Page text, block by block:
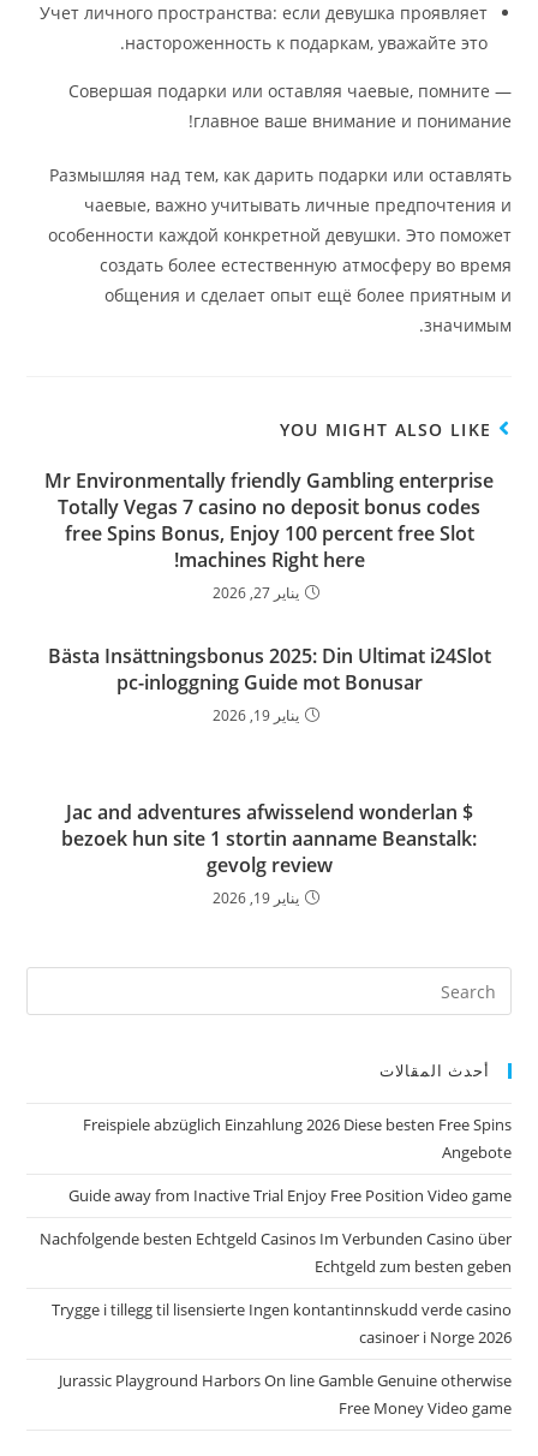
Учет личного пространства: если девушка проявляет
настороженность к подаркам, уважайте это.
Совершая подарки или оставляя чаевые, помните —
главное ваше внимание и понимание!
Размышляя над тем, как дарить подарки или оставлять
чаевые, важно учитывать личные предпочтения и
особенности каждой конкретной девушки. Это поможет
создать более естественную атмосферу во время
общения и сделает опыт ещё более приятным и
значимым.
YOU MIGHT ALSO LIKE
Mr Environmentally friendly Gambling enterprise
Totally Vegas 7 casino no deposit bonus codes
free Spins Bonus, Enjoy 100 percent free Slot
machines Right here!
يناير 27, 2026
Bästa Insättningsbonus 2025: Din Ultimat i24Slot
pc-inloggning Guide mot Bonusar
يناير 19, 2026
Jac and adventures afwisselend wonderlan $
bezoek hun site 1 stortin aanname Beanstalk:
gevolg review
يناير 19, 2026
أحدث المقالات
Freispiele abzüglich Einzahlung 2026 Diese besten Free Spins
Angebote
Guide away from Inactive Trial Enjoy Free Position Video game
Nachfolgende besten Echtgeld Casinos Im Verbunden Casino über
Echtgeld zum besten geben
Trygge i tillegg til lisensierte Ingen kontantinnskudd verde casino
casinoer i Norge 2026
Jurassic Playground Harbors On line Gamble Genuine otherwise
Free Money Video game